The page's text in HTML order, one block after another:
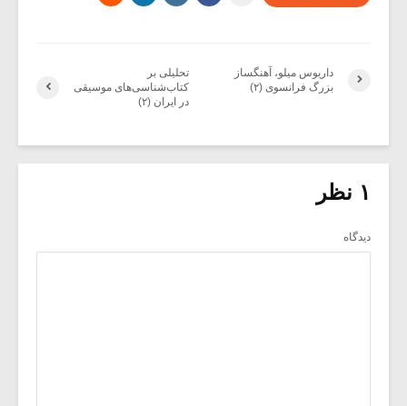
تحلیلی بر
کتاب‌شناسی‌های موسیقی
در ایران (۲)
داریوس میلو، آهنگساز
بزرگ فرانسوی (۲)
۱ نظر
دیدگاه